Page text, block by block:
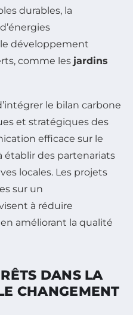
durables, la
développement
comme les jardins
le bilan carbone
et stratégiques des
efficace sur le
établir des partenariats
locales. Les projets
sur un
à réduire
améliorant la qualité
DANS LA
CHANGEMENT